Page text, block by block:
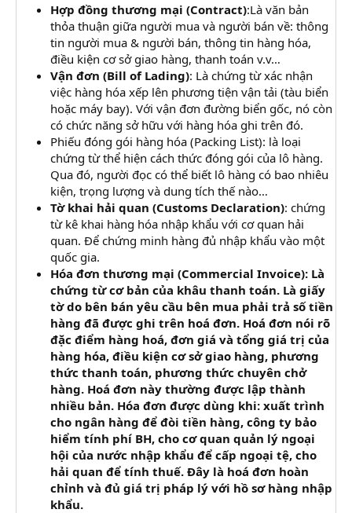
Hợp đồng thương mại (Contract):Là văn bản
thỏa thuận giữa người mua và người bán về: thông
tin người mua & người bán, thông tin hàng hóa,
điều kiện cơ sở giao hàng, thanh toán v.v…
Vận đơn (Bill of Lading): Là chứng từ xác nhận
việc hàng hóa xếp lên phương tiện vận tải (tàu biển
hoặc máy bay). Với vận đơn đường biển gốc, nó còn
có chức năng sở hữu với hàng hóa ghi trên đó.
Phiếu đóng gói hàng hóa (Packing List): là loại
chứng từ thể hiện cách thức đóng gói của lô hàng.
Qua đó, người đọc có thể biết lô hàng có bao nhiêu
kiện, trọng lượng và dung tích thế nào…
Tờ khai hải quan (Customs Declaration): chứng
từ kê khai hàng hóa nhập khẩu với cơ quan hải
quan. Để chứng minh hàng đủ nhập khẩu vào một
quốc gia.
Hóa đơn thương mại (Commercial Invoice): Là
chứng từ cơ bản của khâu thanh toán. Là giấy
tờ do bên bán yêu cầu bên mua phải trả số tiền
hàng đã được ghi trên hoá đơn. Hoá đơn nói rõ
đặc điểm hàng hoá, đơn giá và tổng giá trị của
hàng hóa, điều kiện cơ sở giao hàng, phương
thức thanh toán, phương thức chuyên chở
hàng. Hoá đơn này thường được lập thành
nhiều bản. Hóa đơn được dùng khi: xuất trình
cho ngân hàng để đòi tiền hàng, công ty bảo
hiểm tính phí BH, cho cơ quan quản lý ngoại
hội của nước nhập khẩu để cấp ngoại tệ, cho
hải quan để tính thuế. Đây là hoá đơn hoàn
chỉnh và đủ giá trị pháp lý với hồ sơ hàng nhập
khẩu.